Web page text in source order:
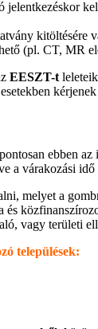
kitöltésére
(pl. CT, MR
EESZT-t
ebben
várakozási
melyet a
vagy területi
települések: